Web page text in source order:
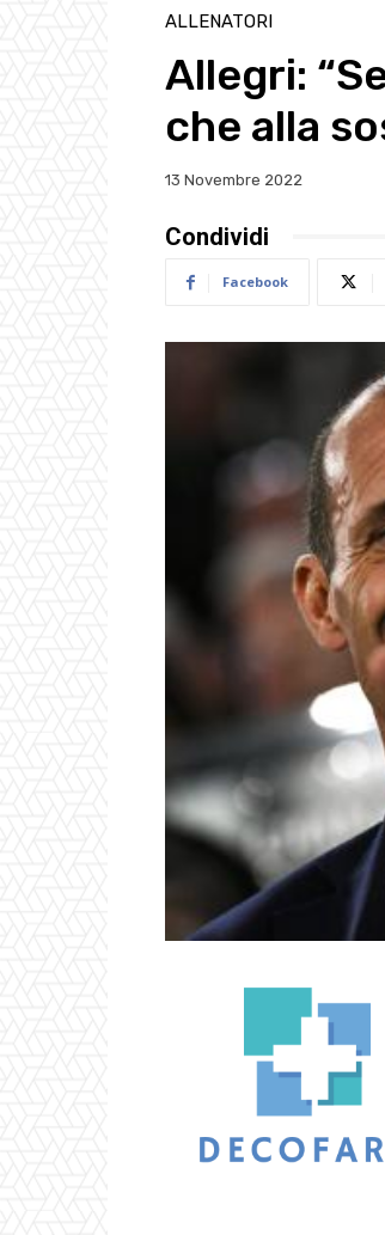
ALLENATORI
Allegri:
che alla
13 Novembre 2022
Condividi
Facebook